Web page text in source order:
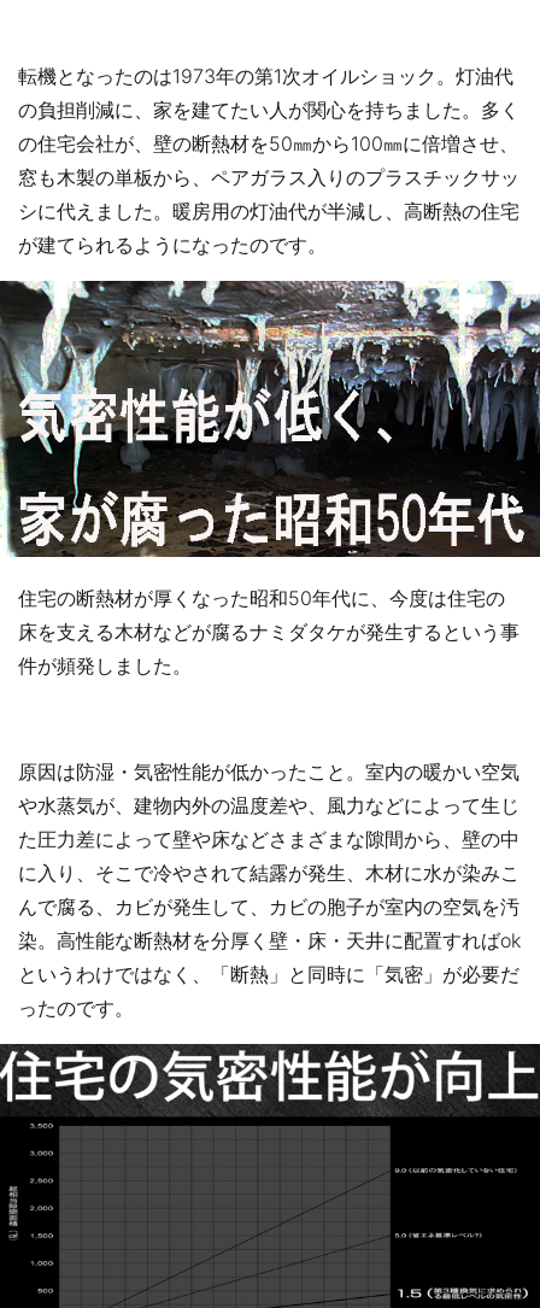
転機となったのは1973年の第1次オイルショック。灯油代
の負担削減に、家を建てたい人が関心を持ちました。多く
の住宅会社が、壁の断熱材を50㎜から100㎜に倍増させ、
窓も木製の単板から、ペアガラス入りのプラスチックサッ
シに代えました。暖房用の灯油代が半減し、高断熱の住宅
が建てられるようになったのです。
住宅の断熱材が厚くなった昭和50年代に、今度は住宅の
床を支える木材などが腐るナミダタケが発生するという事
件が頻発しました。
原因は防湿・気密性能が低かったこと。室内の暖かい空気
や水蒸気が、建物内外の温度差や、風力などによって生じ
た圧力差によって壁や床などさまざまな隙間から、壁の中
に入り、そこで冷やされて結露が発生、木材に水が染みこ
んで腐る、カビが発生して、カビの胞子が室内の空気を汚
染。高性能な断熱材を分厚く壁・床・天井に配置すればok
というわけではなく、「断熱」と同時に「気密」が必要だ
ったのです。